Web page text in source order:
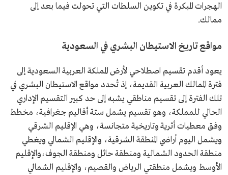
الهجرات المبكرة في تكوين السلطات التي تحولت فيما بعد إلى
ممالك.
مواقع تاريخ الاستيطان البشري في السعودية
يعود أقدم تقسيم اصطلاحي لأرض المملكة العربية السعودية إلى
فترة الممالك العربية القديمة، إذ تُحدد مواقع الاستيطان البشري في
تلك الفترة إلى تقسيم مناطقي يشبه إلى حد كبير التقسيم الإداري
الحالي للمملكة، وهو تقسيم يشمل ستة أقاليم جغرافية، مخطط
وفق معطيات أثرية وتاريخية متجانسة، وهي الإقليم الشرقي
ويشمل اليوم أراضي المنطقة الشرقية، والإقليم الشمالي ويغطي
منطقة الحدود الشمالية ومنطقة حائل ومنطقة الجوف،والإقليم
الأوسط ويشمل منطقتي الرياض والقصيم، والإقليم الشمالي